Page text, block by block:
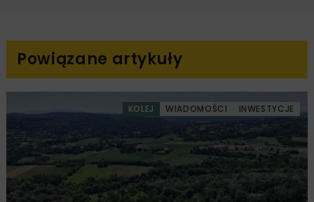
Powiązane artykuły
KOLEJ WIADOMOŚCI INWESTYCJE